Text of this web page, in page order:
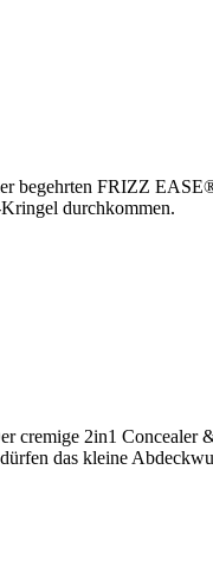
FRIZZ
durchkommen.
2in1
das kleine